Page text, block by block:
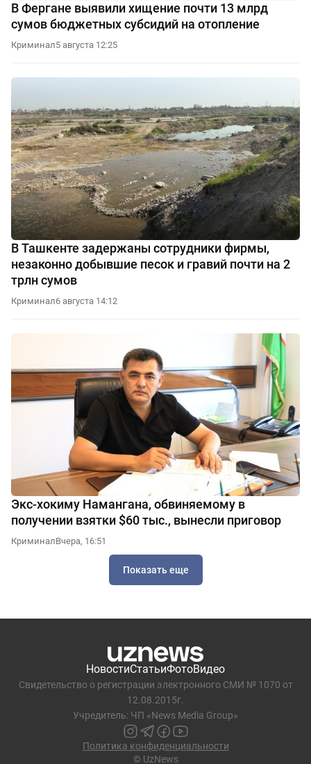
В Фергане выявили хищение почти 13 млрд
сумов бюджетных субсидий на отопление
Криминал5 августа 12:25
В Ташкенте задержаны сотрудники фирмы,
незаконно добывшие песок и гравий почти на 2
трлн сумов
Криминал6 августа 14:12
Экс-хокиму Намангана, обвиняемому в
получении взятки $60 тыс., вынесли приговор
КриминалВчера, 16:51
Показать еще
НовостиСтатьиФотоВидео
Свидетельство о регистрации электронного СМИ № 1070 от
12.08.2015г.
Учредитель: ЧП «News Media Group»
Политика конфиденциальности
© UzNews